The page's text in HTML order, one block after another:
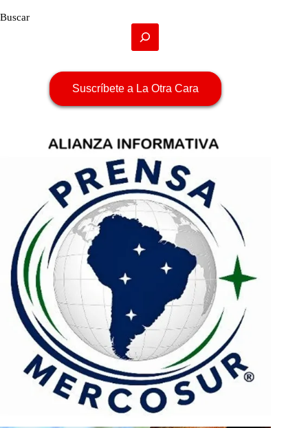
Buscar
Suscríbete a La Otra Cara